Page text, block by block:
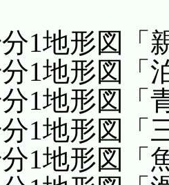
1地形図「
1地形図「
1地形図「
1地形図「
1地形図「